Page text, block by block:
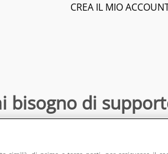
CREA IL MIO
bisogno di